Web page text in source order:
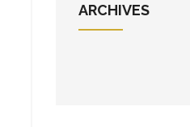
ARCHIVES